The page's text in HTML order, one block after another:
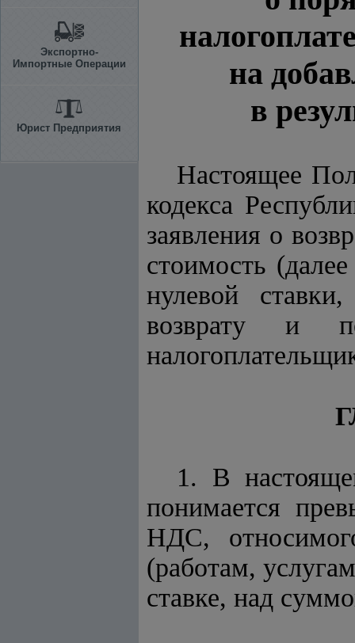
Экспортно-
Импортные Операции
Юрист Предприятия
на
в
Настоящее
кодекса
заявления о
стоимость
нулевой
возврату и
1. В
понимается
НДС,
(работам,
ставке, над